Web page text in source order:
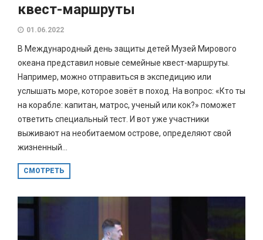
квест-маршруты
01.06.2022
В Международный день защиты детей Музей Мирового
океана представил новые семейные квест-маршруты.
Например, можно отправиться в экспедицию или
услышать море, которое зовёт в поход. На вопрос: «Кто ты
на корабле: капитан, матрос, ученый или кок?» поможет
ответить специальный тест. И вот уже участники
выживают на необитаемом острове, определяют свой
жизненный...
СМОТРЕТЬ